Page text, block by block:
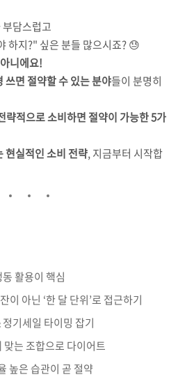
부담스럽고
하지?" 싶은 분들 많으시죠? 😓
니에요!
쓰면 절약할 수 있는 분야들이 분명히
략적으로 소비하면 절약이 가능한 5가
현실적인 소비 전략, 지금부터 시작합
활용이 핵심
이 아닌 ‘한 달 단위’로 접근하기
기세일 타이밍 잡기
는 조합으로 다이어트
높은 습관이 곧 절약